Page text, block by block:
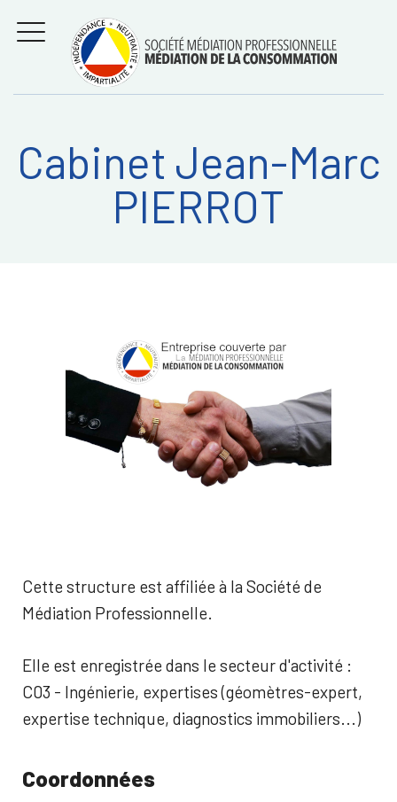
Régler les litiges
entre
consommateurs et
professionnels avec
la médiation de la
consommation
MENU
Recherche
Cabinet Jean-Marc
PIERROT
Cette structure est affiliée à la Société de
Médiation Professionnelle.
Elle est enregistrée dans le secteur d'activité :
C03 - Ingénierie, expertises (géomètres-expert,
expertise technique, diagnostics immobiliers...)
Coordonnées